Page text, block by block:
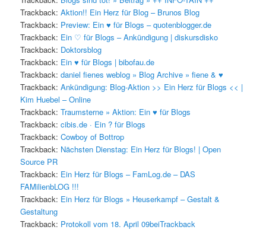
Trackback:Aktion!! Ein Herz für Blog – Brunos Blog
Trackback: Preview: Ein ♥ für Blogs – quotenblogger.de
Trackback: Ein ♡ für Blogs – Ankündigung | diskursdisko
Trackback: Doktorsblog
Trackback: Ein ♥ für Blogs | bibofau.de
Trackback:daniel fienes weblog » Blog Archive » fiene & ♥
Trackback:Ankündigung: Blog-Aktion >> Ein Herz für Blogs << |
Kim Huebel – Online
Trackback:Traumsterne » Aktion: Ein ♥ für Blogs
Trackback:cibis.de · Ein ? für Blogs
Trackback:Cowboy of Bottrop
Trackback: Nächsten Dienstag: Ein Herz für Blogs! | Open
Source PR
Trackback: Ein Herz für Blogs – FamLog.de – DAS
FAMilienbLOG !!!
Trackback: Ein Herz für Blogs » Heuserkampf – Gestalt &
Gestaltung
Trackback: Protokoll vom 18. April 09beiTrackback